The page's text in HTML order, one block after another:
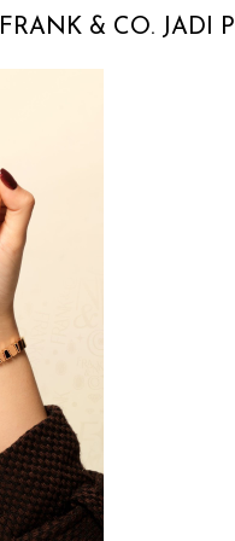
FRANK & CO. JADI